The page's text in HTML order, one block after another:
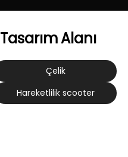
TasarımAlanı
Çelik
Hareketlilik scooter